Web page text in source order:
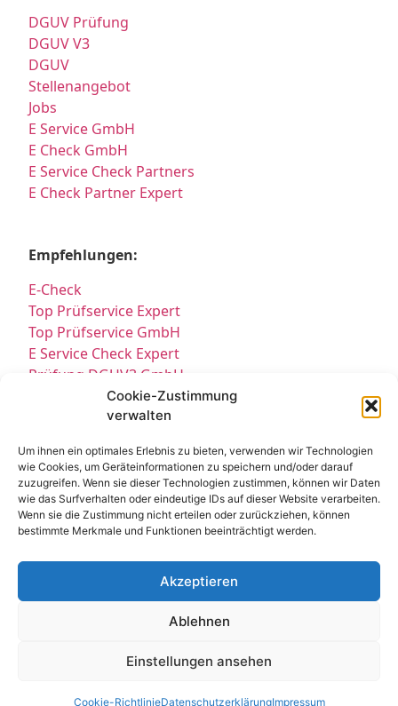
Cookie-Zustimmung
verwalten
Um ihnen ein optimales Erlebnis zu bieten, verwenden wir Technologien
wie Cookies, um Geräteinformationen zu speichern und/oder darauf
zuzugreifen. Wenn sie dieser Technologien zustimmen, können wir Daten
wie das Surfverhalten oder eindeutige IDs auf dieser Website verarbeiten.
Wenn sie die Zustimmung nicht erteilen oder zurückziehen, können
bestimmte Merkmale und Funktionen beeinträchtigt werden.
Akzeptieren
Ablehnen
Einstellungen ansehen
Cookie-RichtlinieDatenschutzerklärungImpressum
DGUV Prüfung
DGUV V3
DGUV
Stellenangebot
Jobs
E Service GmbH
E Check GmbH
E Service Check Partners
E Check Partner Expert
Empfehlungen:
E-Check
Top Prüfservice Expert
Top Prüfservice GmbH
E Service Check Expert
Prüfung DGUV3 GmbH
Sicherheitsprüfungen Partners
Sicherheitsprüfungen Expert
Prüfung elektrischer Anlagen
Kontakt Impressum
© All Rights Reserved 2025